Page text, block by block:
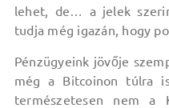
lehet, de… a jelek
tudja még igazán, hogy
Pénzügyeink jövője
még a Bitcoinon túlra
természetesen nem a